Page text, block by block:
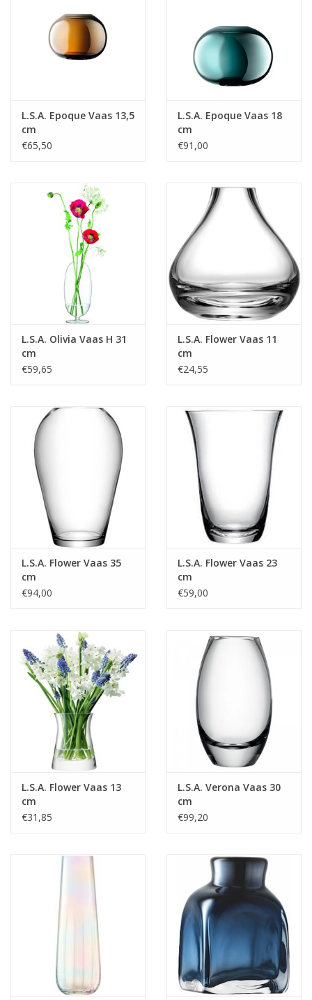
L.S.A. Epoque Vaas 13,5
cm
€65,50
L.S.A. Epoque Vaas 18
cm
€91,00
L.S.A. Olivia Vaas H 31
cm
€59,65
L.S.A. Flower Vaas 11
cm
€24,55
L.S.A. Flower Vaas 35
cm
€94,00
L.S.A. Flower Vaas 23
cm
€59,00
L.S.A. Flower Vaas 13
cm
€31,85
L.S.A. Verona Vaas 30
cm
€99,20